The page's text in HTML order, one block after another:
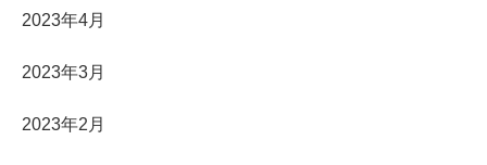
2023年4月
2023年3月
2023年2月